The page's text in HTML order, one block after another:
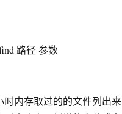
路径 参数
时内存取过的的文件列出来